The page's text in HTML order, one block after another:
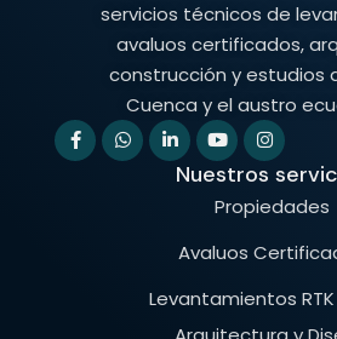
servicios técnicos de
avaluos certificados,
construcción y estudios
Cuenca y el austro
Nuestros
Propiedades
Avaluos
Levantamientos RTK